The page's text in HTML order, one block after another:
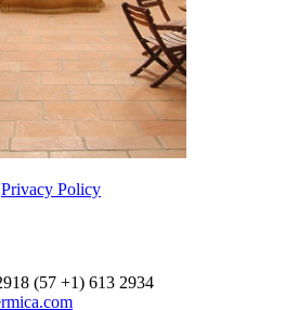
Privacy Policy
(57 +1) 613 2934